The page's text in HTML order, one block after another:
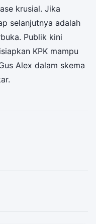
krusial. Jika
selanjutnya adalah
Publik kini
KPK mampu
Alex dalam skema